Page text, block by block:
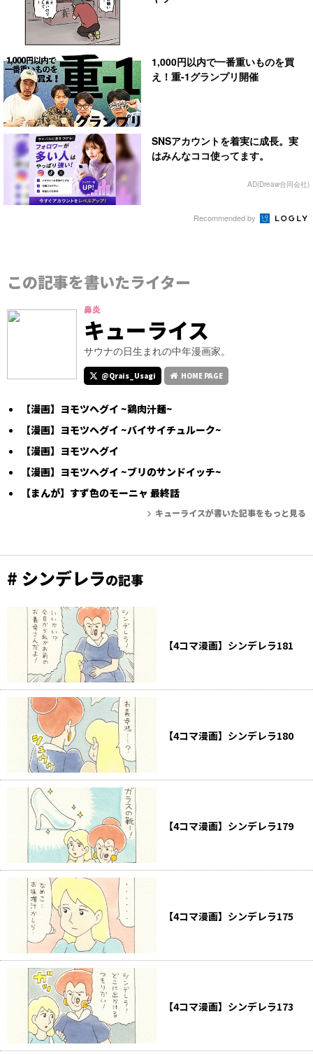
1,000円以内で一番重いものを買
え！重-1グランプリ開催
SNSアカウントを着実に成長。実
はみんなココ使ってます。
AD(Dreaw合同会社)
Recommended by
この記事を書いたライター
鼻炎
キューライス
サウナの日生まれの中年漫画家。
@Qrais_Usagi HOME PAGE
【漫画】ヨモツヘグイ ~鶏肉汁麺~
【漫画】ヨモツヘグイ ~バイサイチュルーク~
【漫画】ヨモツヘグイ
【漫画】ヨモツヘグイ ~ブリのサンドイッチ~
【まんが】すず色のモーニャ 最終話
キューライスが書いた記事をもっと見る
# シンデレラの記事
【4コマ漫画】シンデレラ181
【4コマ漫画】シンデレラ180
【4コマ漫画】シンデレラ179
【4コマ漫画】シンデレラ175
【4コマ漫画】シンデレラ173